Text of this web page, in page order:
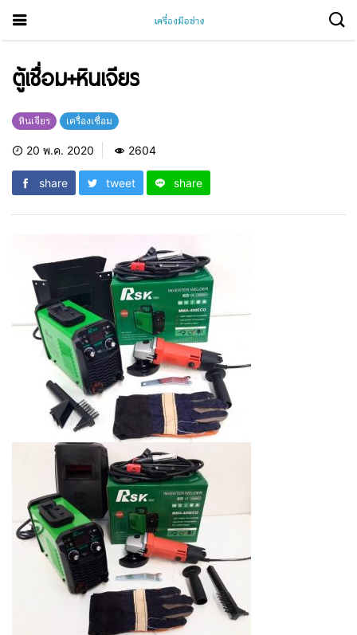
ตู้เชื่อม+หินเจียร
หินเจียร เครื่องเชื่อม
20 พ.ค. 2020 2604
share tweet share